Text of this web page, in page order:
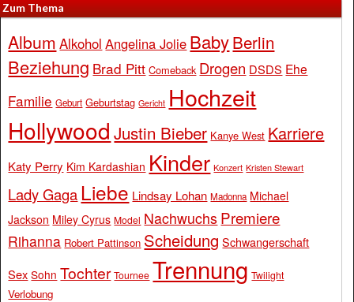
Zum Thema
Album Alkohol Angelina Jolie BabyBerlin
Beziehung Brad Pitt Comeback Drogen DSDS Ehe
Familie Geburt Geburtstag Gericht Hochzeit
Hollywood Justin Bieber Kanye West Karriere
Katy Perry Kim Kardashian Kinder Konzert Kristen Stewart
Lady Gaga Liebe Lindsay Lohan Madonna Michael
Jackson Miley Cyrus Model Nachwuchs Premiere
Rihanna Robert Pattinson Scheidung Schwangerschaft
Sex Sohn Tochter Tournee Trennung Twilight
Verlobung